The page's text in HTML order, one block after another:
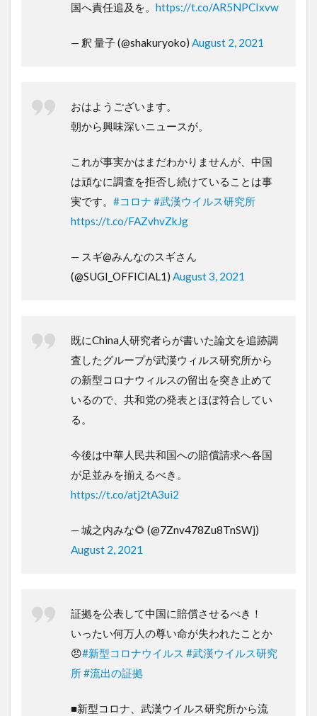
国へ責任追及を。 https://t.co/AR5NPCIxvw
— 釈 量子 (@shakuryoko) August 2, 2021
おはようございます。
朝から興味深いニュースが。
これが事実かはまだわかりませんが、中国
は頑なに調査を拒否し続けていることは事
実です。 #コロナ #武漢ウイルス研究所
https://t.co/FAZvhvZkJg
— スギ@みんなのスギさん
(@SUGI_OFFICIAL1) August 3, 2021
既にChina人研究者らが書いた論文を追跡調
査したグループが武漢ウィルス研究所から
の新型コロナウィルスの留出を突き止めて
いるので、共和党の発表とほぼ符合してい
る。
今後は中華人民共和国への賠償請求へ各国
が足並みを揃えるべき。
https://t.co/atj2tA3ui2
— 城之内みな🌻 (@7Znv478Zu8TnSWj)
August 2, 2021
証拠を公表して中国に賠償させるべき！
いったい何万人の尊い命が失われたことか
😠#新型コロナウイルス #武漢ウイルス研究
所#流出の証拠
■新型コロナ、武漢ウイルス研究所から流